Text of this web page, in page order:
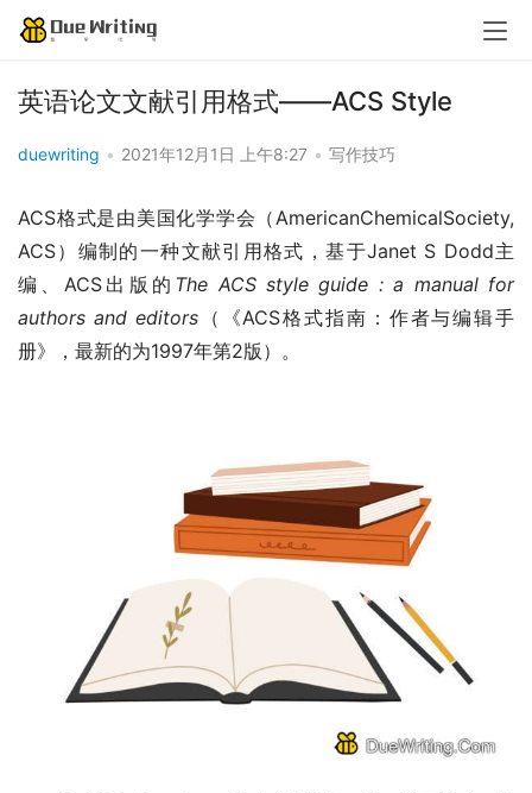
英语论文文献引用格式——ACS Style
duewriting • 2021年12月1日 上午8:27 • 写作技巧
ACS格式是由美国化学学会（AmericanChemicalSociety,
ACS）编制的一种文献引用格式，基于Janet S Dodd主
编、ACS出版的 The ACS style guide : a manual for
authors and editors（《ACS格式指南：作者与编辑手
册》，最新的为1997年第2版）。